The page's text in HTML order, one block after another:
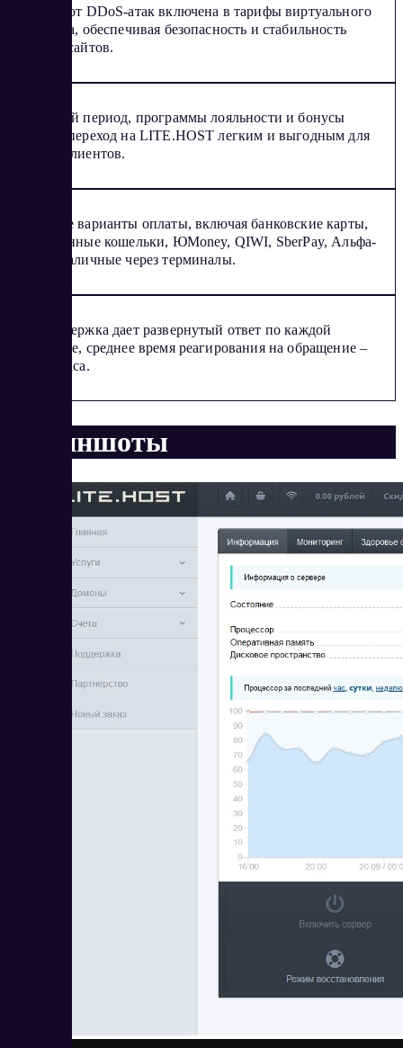
Защита от DDoS-атак включена в тарифы виртуального
хостинга, обеспечивая безопасность и стабильность
работы сайтов.
Тестовый период, программы лояльности и бонусы
делают переход на LITE.HOST легким и выгодным для
новых клиентов.
Удобные варианты оплаты, включая банковские карты,
электронные кошельки, ЮMoney, QIWI, SberPay, Альфа-
Клик, наличные через терминалы.
Техподдержка дает развернутый ответ по каждой
проблеме, среднее время реагирования на обращение –
менее часа.
Скриншоты